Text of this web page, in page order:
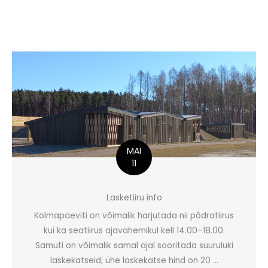
MAI
11
Lasketiiru info
Kolmapäeviti on võimalik harjutada nii põdratiirus
kui ka seatiirus ajavahemikul kell 14.00–18.00.
Samuti on võimalik samal ajal sooritada suuruluki
laskekatseid; ühe laskekatse hind on 20 ...